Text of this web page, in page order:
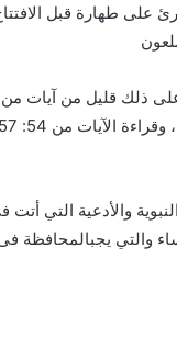
على طهارة قبل
ذلك قليل من آيات من
والأدعية التي أتت
والتي يجبالمحافظة